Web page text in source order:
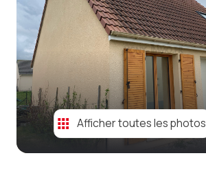
e-mail
contact
Afficher toutes les photos